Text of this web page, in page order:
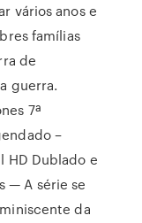
vários anos e
famílias
de
guerra.
7ª
–
HD Dublado e
— A série se
da